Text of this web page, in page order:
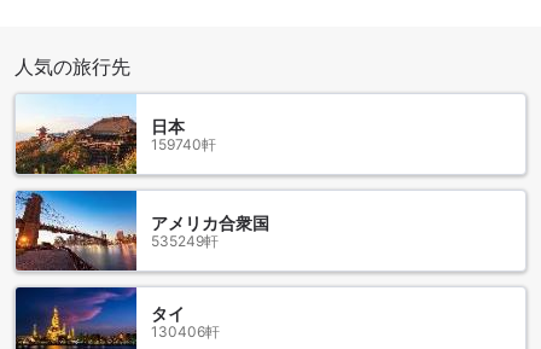
また、駐車場は広々としており、複数の車両を収容できるた
め、グループ旅行や家族での滞在にも最適です。ゴールデン
するために、交通施設にも力を入れています。ぜひ、便利な
駐車場を利用して、バンコクの魅力を存分に楽しんでくださ
い。
ゴールデン ネスト サービス アパートメントの客室設備
ゴールデン ネスト サービス アパートメントでは、快適な滞在
を約束するために、充実した客室設備を整えています。各部
屋にはエアコンが完備されており、バンコクの熱帯気候でも
人気の旅行先
日本
159740軒
アメリカ合衆国
535249軒
タイ
130406軒